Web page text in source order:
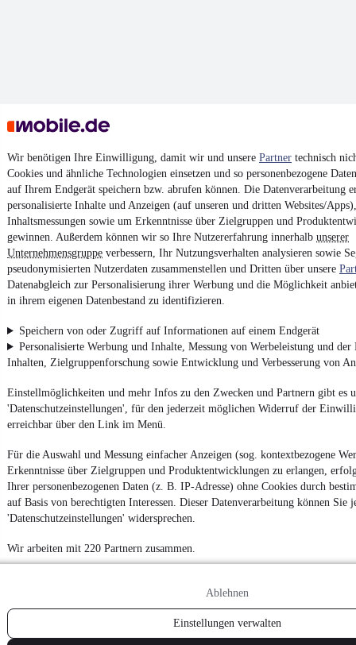
Wir benötigen Ihre Einwilligung, damit wir und unsere Partner technisch
Cookies und ähnliche Technologien einsetzen und so personenbezogene
auf Ihrem Endgerät speichern bzw. abrufen können. Die Datenverarbeitung
personalisierte Inhalte und Anzeigen (auf unseren und dritten Websites/
Inhaltsmessungen sowie um Erkenntnisse über Zielgruppen und
gewinnen. Außerdem können wir so Ihre Nutzererfahrung innerhalb unserer
Unternehmensgruppe verbessern, Ihr Nutzungsverhalten analysieren sowie
pseudonymisierten Nutzerdaten zusammenstellen und Dritten über unsere
Datenabgleich zur Personalisierung ihrer Werbung und die Möglichkeit
in ihrem eigenen Datenbestand zu identifizieren.
Speichern von oder Zugriff auf Informationen auf einem Endgerät
Personalisierte Werbung und Inhalte, Messung von Werbeleistung und der
Inhalten, Zielgruppenforschung sowie Entwicklung und Verbesserung von
Einstellmöglichkeiten und mehr Infos zu den Zwecken und Partnern gibt es
'Datenschutzeinstellungen', für den jederzeit möglichen Widerruf der
erreichbar über den Link im Menü.
Für die Auswahl und Messung einfacher Anzeigen (sog. kontextbezogene
Erkenntnisse über Zielgruppen und Produktentwicklungen zu erlangen,
Ihrer personenbezogenen Daten (z. B. IP-Adresse) ohne Cookies durch
auf Basis von berechtigten Interessen. Dieser Datenverarbeitung können Sie
'Datenschutzeinstellungen' widersprechen.
Wir arbeiten mit 220 Partnern zusammen.
Ablehnen
Einstellungen verwalten